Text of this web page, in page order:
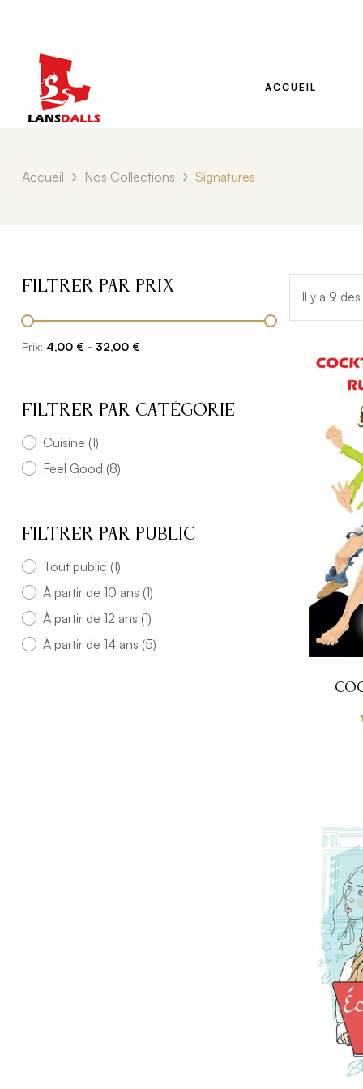
ACCUEIL
Accueil Nos Collections Signatures
Filtrer par Prix
Prix: 4,00 € - 32,00 €
Filtrer par Catégorie
Cuisine (1)
Feel Good (8)
Filtrer par Public
Tout public (1)
À partir de 10 ans (1)
À partir de 12 ans (1)
À partir de 14 ans (5)
Il y a 9